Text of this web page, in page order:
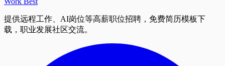
提供远程工作、AI岗位等高薪职位招聘，免费简历模板下
载，职业发展社区交流。